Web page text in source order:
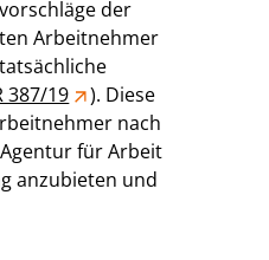
der
Arbeitnehmer
387/19
). Diese
nach
für Arbeit
anzubieten und